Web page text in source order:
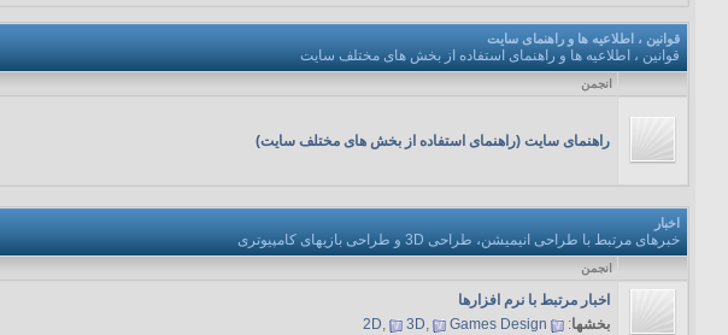
قوانین ، اطلاعیه ها و راهنمای سایت
قوانین ، اطلاعیه ها و راهنمای استفاده از بخش های مختلف سایت
انجمن
راهنمای سایت (راهنمای استفاده از بخش های مختلف سایت)
اخبار
خبرهای مرتبط با طراحی انیمیشن، طراحی 3D و طراحی بازیهای کامپیوتری
انجمن
اخبار مرتبط با نرم افزارها
بخشها:
2D, 3D, Games Design